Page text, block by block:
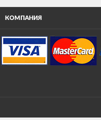
КОМПАНИЯ